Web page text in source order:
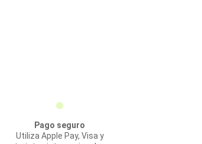
Pago seguro
Utiliza Apple Pay, Visa y